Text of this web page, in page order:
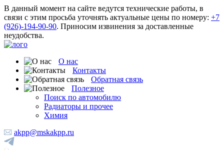
В данный момент на сайте ведутся технические работы, в
связи с этим просьба уточнять актуальные цены по номеру: +7
(926)-194-90-90. Приносим извинения за доставленные
неудобства.
О нас
Контакты
Обратная связь
Полезное
Поиск по автомобилю
Радиаторы и прочее
Химия
akpp@mskakpp.ru